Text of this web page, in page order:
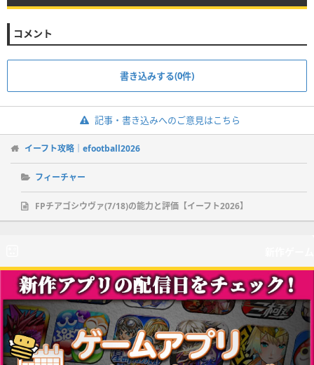
コメント
書き込みする(0件)
記事・書き込みへのご意見はこちら
イーフト攻略｜efootball2026
フィーチャー
FPチアゴシウヴァ(7/18)の能力と評価【イーフト2026】